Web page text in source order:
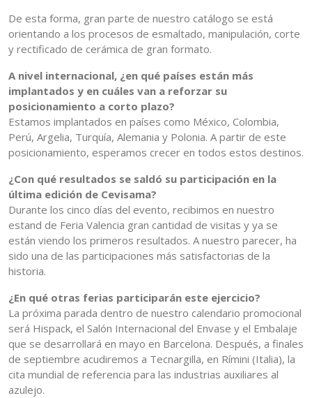
De esta forma, gran parte de nuestro catálogo se está
orientando a los procesos de esmaltado, manipulación, corte
y rectificado de cerámica de gran formato.
A nivel internacional, ¿en qué países están más
implantados y en cuáles van a reforzar su
posicionamiento a corto plazo?
Estamos implantados en países como México, Colombia,
Perú, Argelia, Turquía, Alemania y Polonia. A partir de este
posicionamiento, esperamos crecer en todos estos destinos.
¿Con qué resultados se saldó su participación en la
última edición de Cevisama?
Durante los cinco días del evento, recibimos en nuestro
estand de Feria Valencia gran cantidad de visitas y ya se
están viendo los primeros resultados. A nuestro parecer, ha
sido una de las participaciones más satisfactorias de la
historia.
¿En qué otras ferias participarán este ejercicio?
La próxima parada dentro de nuestro calendario promocional
será Hispack, el Salón Internacional del Envase y el Embalaje
que se desarrollará en mayo en Barcelona. Después, a finales
de septiembre acudiremos a Tecnargilla, en Rímini (Italia), la
cita mundial de referencia para las industrias auxiliares al
azulejo.